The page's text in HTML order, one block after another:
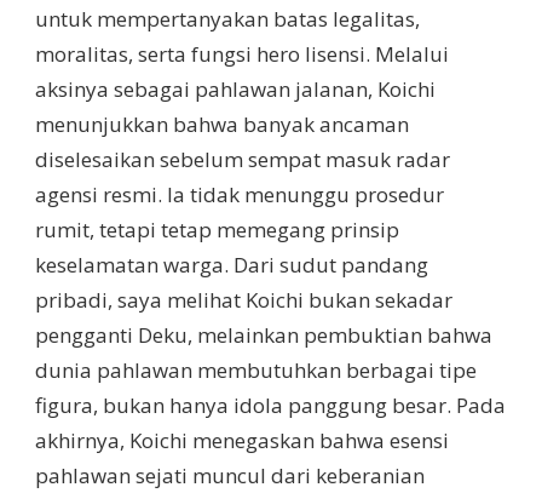
untuk mempertanyakan batas legalitas,
moralitas, serta fungsi hero lisensi. Melalui
aksinya sebagai pahlawan jalanan, Koichi
menunjukkan bahwa banyak ancaman
diselesaikan sebelum sempat masuk radar
agensi resmi. Ia tidak menunggu prosedur
rumit, tetapi tetap memegang prinsip
keselamatan warga. Dari sudut pandang
pribadi, saya melihat Koichi bukan sekadar
pengganti Deku, melainkan pembuktian bahwa
dunia pahlawan membutuhkan berbagai tipe
figura, bukan hanya idola panggung besar. Pada
akhirnya, Koichi menegaskan bahwa esensi
pahlawan sejati muncul dari keberanian